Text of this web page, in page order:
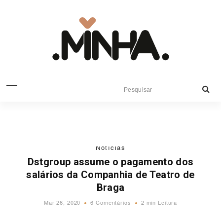
Notícias
Dstgroup assume o pagamento dos
salários da Companhia de Teatro de
Braga
Mar 26, 2020 6 Comentários 2 min Leitura